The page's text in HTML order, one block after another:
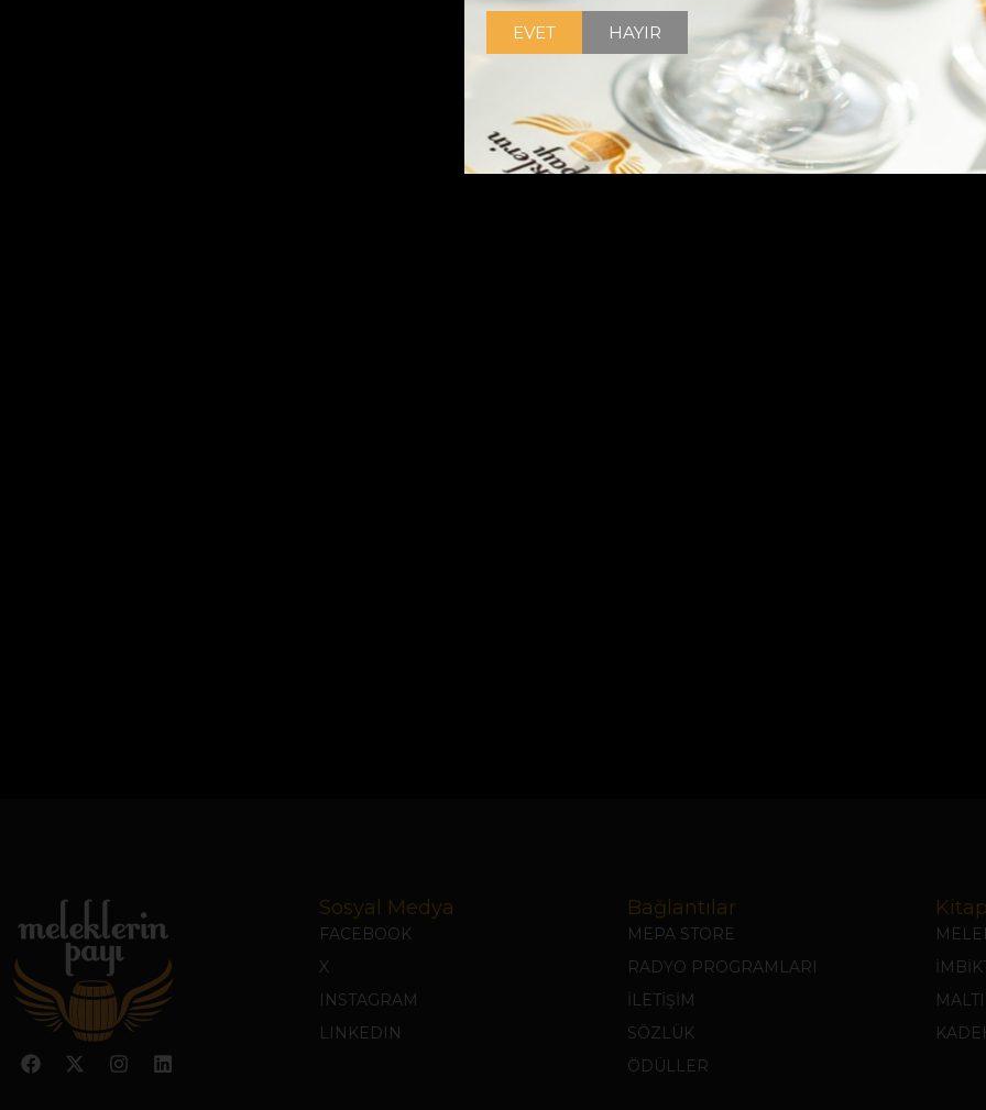
Sosyal Medya
FACEBOOK
X
INSTAGRAM
LINKEDIN
Bağlantılar
MEPA STORE
RADYO PROGRAMLARI
İLETİŞİM
SÖZLÜK
ÖDÜLLER
EVET HAYIR